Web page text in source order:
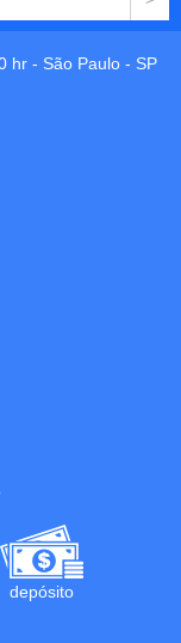
hr - São Paulo - SP
depósito